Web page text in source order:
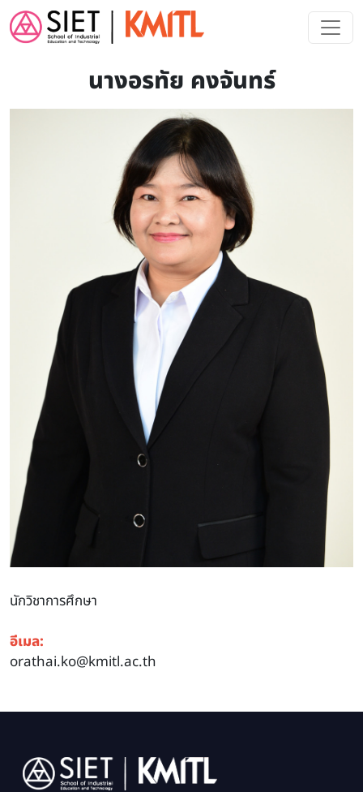
Skip to main content
นางอรทัย คงจันทร์
นักวิชาการศึกษา
อีเมล:
orathai.ko@kmitl.ac.th
Image